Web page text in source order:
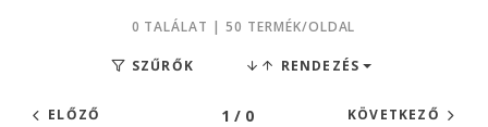
0 TALÁLAT | 50 TERMÉK/OLDAL
SZŰRŐK RENDEZÉS
ELŐZŐ 1 / 0 KÖVETKEZŐ